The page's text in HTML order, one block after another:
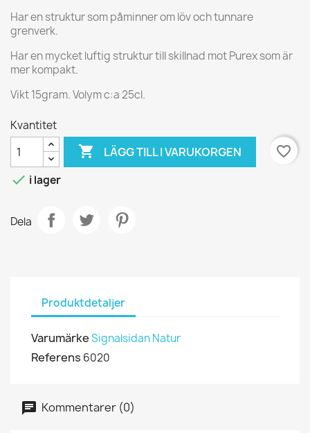
Har en struktur som påminner om löv och tunnare
grenverk.
Har en mycket luftig struktur till skillnad mot Purex som är
mer kompakt.
Vikt 15gram. Volym c:a 25cl.
Kvantitet
 LÄGG TILL I VARUKORGEN
favorite_border
 i lager
Dela
Produktdetaljer
VarumärkeSignalsidan Natur
Referens 6020
Kommentarer (0)